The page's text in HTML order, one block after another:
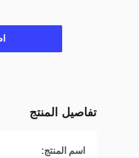
تفاصيل المنتج
اسم المنتج: